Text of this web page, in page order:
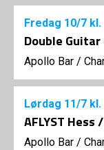
Fredag 10/7
Double
Apollo Bar /
Lørdag 11/7
AFLYST Hess
Apollo Bar /